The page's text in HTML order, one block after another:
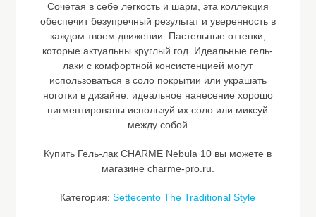
Сочетая в себе легкость и шарм, эта коллекция
обеспечит безупречный результат и уверенность в
каждом твоем движении. Пастельные оттенки,
которые актуальны круглый год. Идеальные гель-
лаки с комфортной консистенцией могут
использоваться в соло покрытии или украшать
ноготки в дизайне. идеальное нанесение хорошо
пигментированы используй их соло или миксуй
между собой
Купить Гель-лак CHARME Nebula 10 вы можете в
магазине charme-pro.ru.
Категория:Settecento The Traditional Style